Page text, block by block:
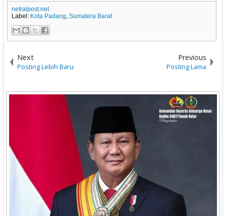
netralpost.net
Label: Kota Padang,Sumatera Barat
Next
Posting Lebih Baru
Previous
Posting Lama